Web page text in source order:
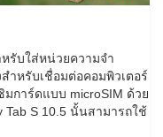
รับใส่หน่วยความจำ
ำหรับเชื่อมต่อคอมพิวเตอร์
การ์ดแบบ microSIM ด้วย
Tab S 10.5 นั้นสามารถใช้